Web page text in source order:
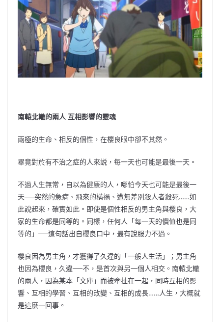
南轅北轍的兩人 互相影響的靈魂
兩極的生命、相反的個性，在櫻良眼中卻不其然。
畢竟對於有不治之症的人來説，每一天也可能是最後一天。
不過人生無常，自以為健康的人，哪怕今天也可能是最後一
天──突然的急病、飛來的橫禍、遭無差別殺人者殺死……如
此說起來，確實如此。即使是個性相反的男主角與櫻良，大
家的生命都是同等的。同樣，任何人「每一天的價值也是同
等的」──這句話出自櫻良口中，最有說服力不過。
櫻良因為男主角，才獲得了久違的「一般人生活」；男主角
也因為櫻良，久違──不，是首次與另一個人相交。南轅北轍
的兩人，因為某本 「文庫」而被牽扯在一起，同時互相的影
響、互相的學習、互相的改變、互相的成長……人生，大概就
是這麼一回事。